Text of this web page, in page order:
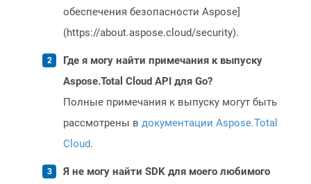
обеспечения безопасности Aspose]
(https://about.aspose.cloud/security).
Где я могу найти примечания к выпуску
Aspose.Total Cloud API для Go?
Полные примечания к выпуску могут быть
рассмотрены в документации Aspose.Total
Cloud.
Я не могу найти SDK для моего любимого